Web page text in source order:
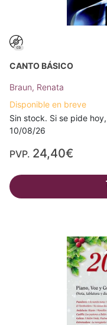
CANTO BÁSICO
Braun, Renata
Disponible en breve
Sin stock. Si se pide
10/08/26
PVP. 24,40€